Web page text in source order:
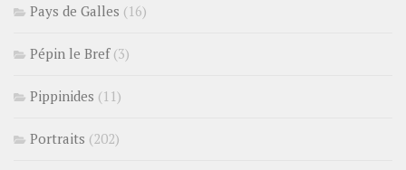
Pays de Galles (16)
Pépin le Bref(3)
Pippinides (11)
Portraits (202)